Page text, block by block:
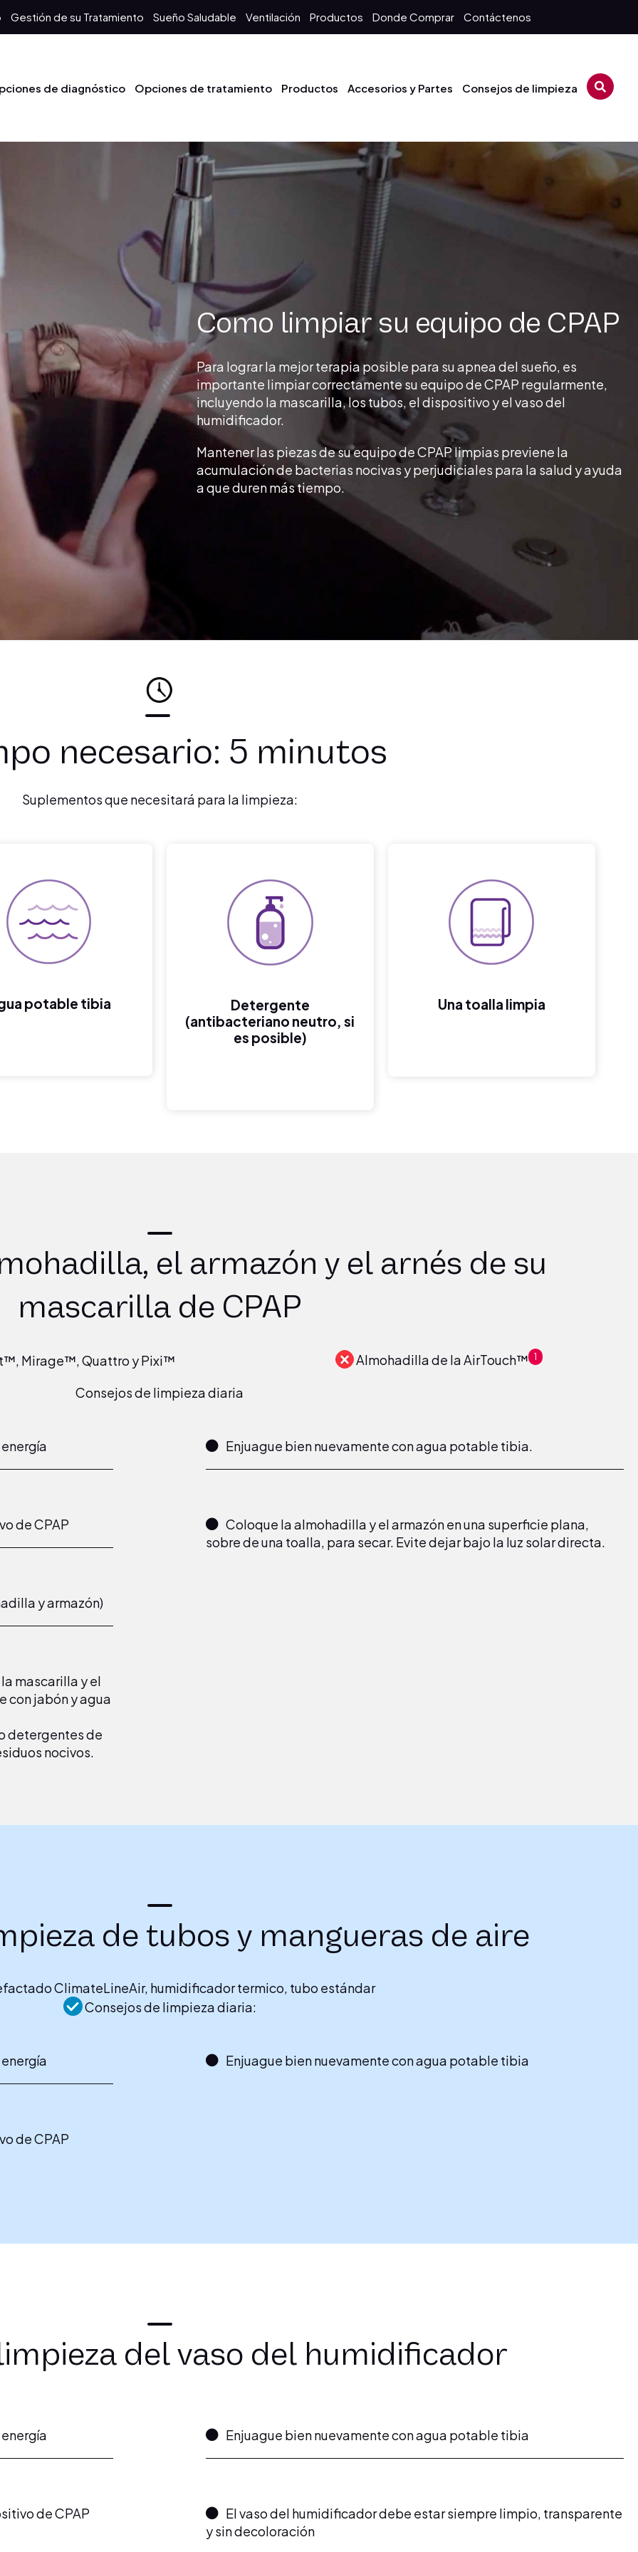
Gestión de su Tratamiento Sueño Saludable Ventilación Productos Donde Comprar Contáctenos
de diagnóstico Opciones de tratamiento Productos Accesorios y Partes Consejos de limpieza
Como limpiar su equipo de CPAP
Para lograr la mejor terapia posible para su apnea del sueño, es
importante limpiar correctamente su equipo de CPAP regularmente,
incluyendo la mascarilla, los tubos, el dispositivo y el vaso del
humidificador.
Mantener las piezas de su equipo de CPAP limpias previene la
acumulación de bacterias nocivas y perjudiciales para la salud y ayuda
a que duren más tiempo.
necesario: 5 minutos
Suplementos que necesitará para la limpieza:
potable tibia
Detergente
(antibacteriano neutro, si
es posible)
Una toalla limpia
el armazón y el arnés de su
mascarilla de CPAP
Mirage™, Quattro y Pixi™ Almohadilla de la AirTouch™ 1
Consejos de limpieza diaria
de CPAP
y armazón)
mascarilla y el
con jabón y agua
detergentes de
nocivos.
Enjuague bien nuevamente con agua potable tibia.
Coloque la almohadilla y el armazón en una superficie plana,
sobre de una toalla, para secar. Evite dejar bajo la luz solar directa.
de tubos y mangueras de aire
ClimateLineAir, humidificador termico, tubo estándar
Consejos de limpieza diaria:
de CPAP
Enjuague bien nuevamente con agua potable tibia
del vaso del humidificador
de CPAP
Enjuague bien nuevamente con agua potable tibia
El vaso del humidificador debe estar siempre limpio, transparente
y sin decoloración